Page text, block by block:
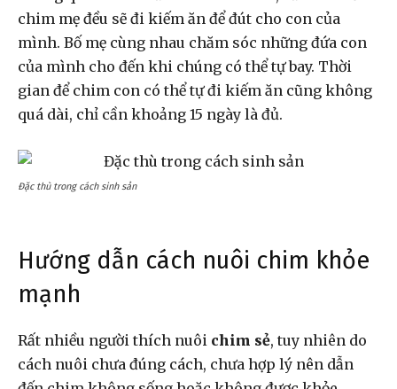
chim mẹ đều sẽ đi kiếm ăn để đút cho con của
mình. Bố mẹ cùng nhau chăm sóc những đứa con
của mình cho đến khi chúng có thể tự bay. Thời
gian để chim con có thể tự đi kiếm ăn cũng không
quá dài, chỉ cần khoảng 15 ngày là đủ.
Đặc thù trong cách sinh sản
Hướng dẫn cách nuôi chim khỏe
mạnh
Rất nhiều người thích nuôi chim sẻ, tuy nhiên do
cách nuôi chưa đúng cách, chưa hợp lý nên dẫn